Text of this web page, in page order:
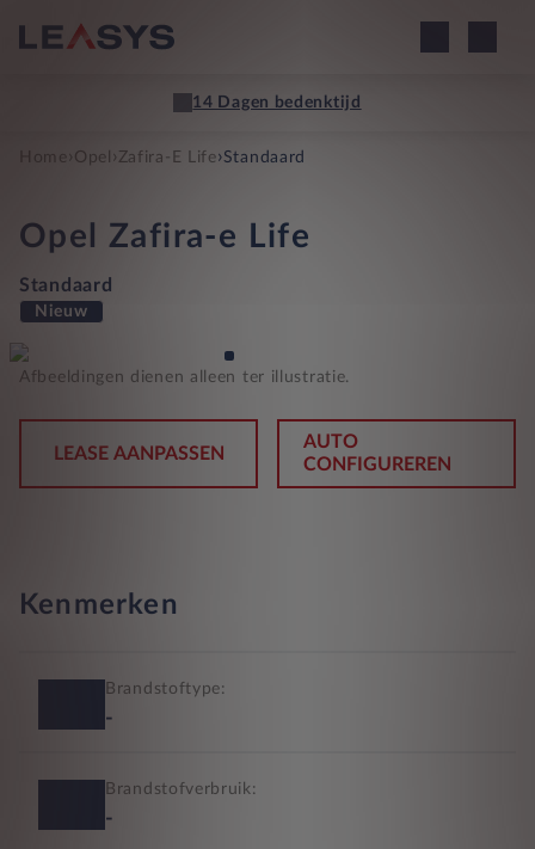
14 Dagen bedenktijd
Home Opel › Zafira-E Life›Standaard
Opel Zafira-e Life
Standaard
Nieuw
Afbeeldingen dienen alleen ter illustratie.
LEASE AANPASSEN
AUTO
CONFIGUREREN
Kenmerken
Brandstoftype:
-
Brandstofverbruik:
-